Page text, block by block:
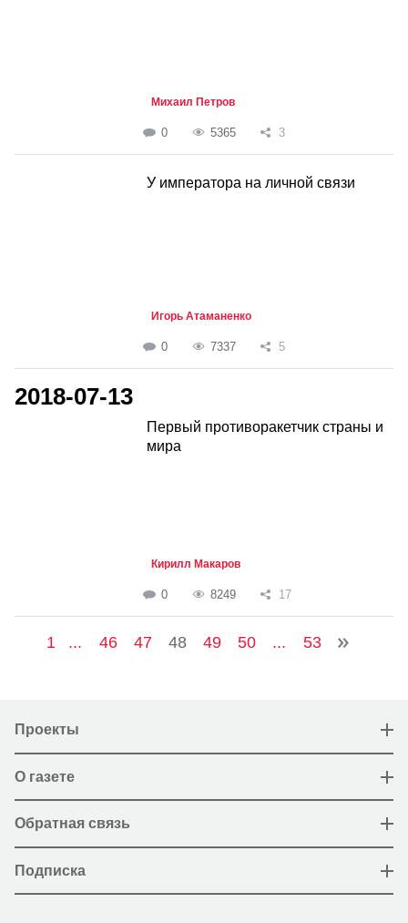
Михаил Петров
0 5365 3
У императора на личной связи
Игорь Атаманенко
0 7337 5
2018-07-13
Первый противоракетчик страны и
мира
Кирилл Макаров
0 8249 17
1 ... 46 47 48 49 50 ... 53
Проекты
О газете
Обратная связь
Подписка